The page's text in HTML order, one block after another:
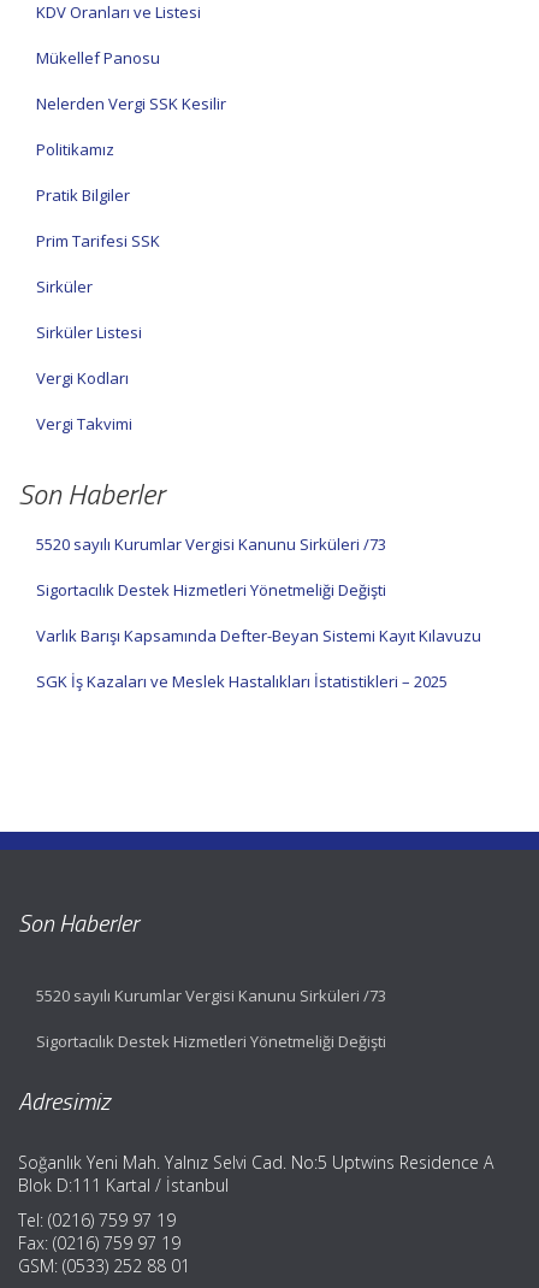
KDV Oranları ve Listesi
Mükellef Panosu
Nelerden Vergi SSK Kesilir
Politikamız
Pratik Bilgiler
Prim Tarifesi SSK
Sirküler
Sirküler Listesi
Vergi Kodları
Vergi Takvimi
Son Haberler
5520 sayılı Kurumlar Vergisi Kanunu Sirküleri /73
Sigortacılık Destek Hizmetleri Yönetmeliği Değişti
Varlık Barışı Kapsamında Defter-Beyan Sistemi Kayıt Kılavuzu
SGK İş Kazaları ve Meslek Hastalıkları İstatistikleri – 2025
Son Haberler
5520 sayılı Kurumlar Vergisi Kanunu Sirküleri /73
Sigortacılık Destek Hizmetleri Yönetmeliği Değişti
Adresimiz
Soğanlık Yeni Mah. Yalnız Selvi Cad. No:5 Uptwins Residence A
Blok D:111 Kartal / İstanbul
Tel: (0216) 759 97 19
Fax: (0216) 759 97 19
GSM: (0533) 252 88 01